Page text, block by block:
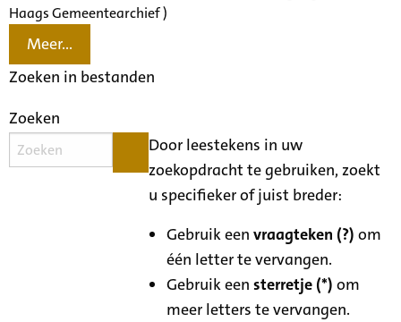
Haags Gemeentearchief )
Meer...
Zoeken in bestanden
Zoeken
Door leestekens in uw
zoekopdracht te gebruiken, zoekt
u specifieker of juist breder:
Gebruik eenvraagteken (?) om
één letter te vervangen.
Gebruik eensterretje (*) om
meer letters te vervangen.